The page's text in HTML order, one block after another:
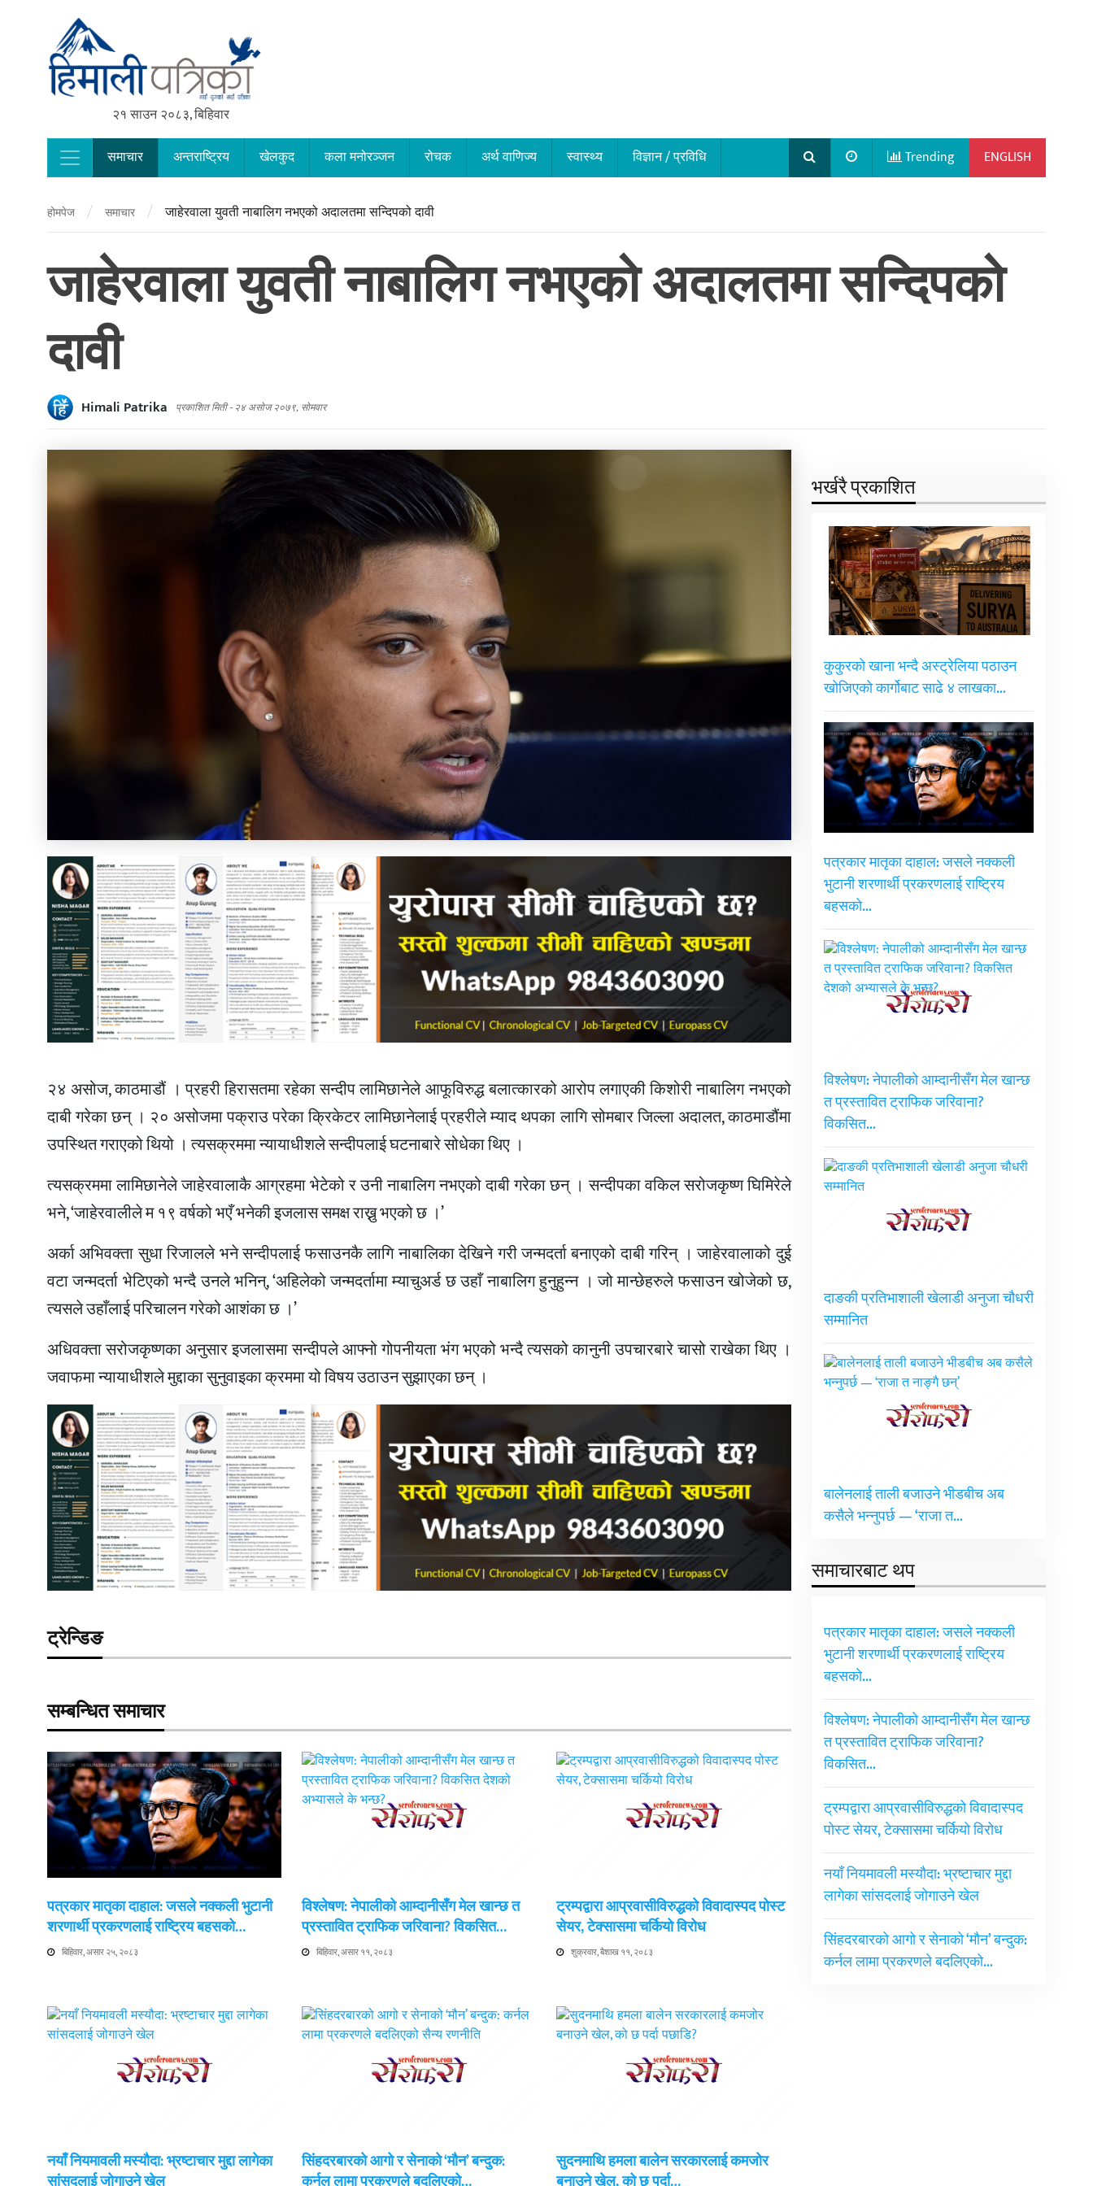
२१ साउन २०८३, बिहिवार
Main Navigation
समाचार अन्तराष्ट्रिय खेलकुद कला मनोरञ्जन रोचक अर्थ वाणिज्य स्वास्थ्य विज्ञान / प्रविधि Trending ENGLISH
होमपेज / समाचार / जाहेरवाला युवती नाबालिग नभएको अदालतमा सन्दिपको दावी
जाहेरवाला युवती नाबालिग नभएको अदालतमा सन्दिपको
दावी
Himali Patrika प्रकाशित मिती - २४ असोज २०७९, सोमवार
२४ असोज, काठमाडौं । प्रहरी हिरासतमा रहेका सन्दीप लामिछानेले आफूविरुद्ध बलात्कारको आरोप लगाएकी किशोरी नाबालिग नभएको
दाबी गरेका छन् । २० असोजमा पक्राउ परेका क्रिकेटर लामिछानेलाई प्रहरीले म्याद थपका लागि सोमबार जिल्ला अदालत, काठमाडौंमा
उपस्थित गराएको थियो । त्यसक्रममा न्यायाधीशले सन्दीपलाई घटनाबारे सोधेका थिए ।
त्यसक्रममा लामिछानेले जाहेरवालाकै आग्रहमा भेटेको र उनी नाबालिग नभएको दाबी गरेका छन् । सन्दीपका वकिल सरोजकृष्ण घिमिरेले
भने, ‘जाहेरवालीले म १९ वर्षको भएँ भनेकी इजलास समक्ष राख्नु भएको छ ।’
अर्का अभिवक्ता सुधा रिजालले भने सन्दीपलाई फसाउनकै लागि नाबालिका देखिने गरी जन्मदर्ता बनाएको दाबी गरिन् । जाहेरवालाको दुई
वटा जन्मदर्ता भेटिएको भन्दै उनले भनिन्, ‘अहिलेको जन्मदर्तामा म्याचुअर्ड छ उहाँ नाबालिग हुनुहुन्न । जो मान्छेहरुले फसाउन खोजेको छ,
त्यसले उहाँलाई परिचालन गरेको आशंका छ ।’
अधिवक्ता सरोजकृष्णका अनुसार इजलासमा सन्दीपले आफ्नो गोपनीयता भंग भएको भन्दै त्यसको कानुनी उपचारबारे चासो राखेका थिए ।
जवाफमा न्यायाधीशले मुद्दाका सुनुवाइका क्रममा यो विषय उठाउन सुझाएका छन् ।
ट्रेन्डिङ
सम्बन्धित समाचार
पत्रकार मातृका दाहाल: जसले नक्कली भुटानी
शरणार्थी प्रकरणलाई राष्ट्रिय बहसको…
बिहिवार, असार २५, २०८३
विश्लेषण: नेपालीको आम्दानीसँग मेल खान्छ त
प्रस्तावित ट्राफिक जरिवाना? विकसित…
बिहिवार, असार ११, २०८३
ट्रम्पद्वारा आप्रवासीविरुद्धको विवादास्पद पोस्ट
सेयर, टेक्सासमा चर्कियो विरोध
शुक्रवार, बैशाख ११, २०८३
नयाँ नियमावली मस्यौदा: भ्रष्टाचार मुद्दा लागेका
सिंहदरबारको आगो र सेनाको ‘मौन’ बन्दुक:
सुदनमाथि हमला बालेन सरकारलाई कमजोर
भर्खरै प्रकाशित
कुकुरको खाना भन्दै अस्ट्रेलिया पठाउन
खोजिएको कार्गोबाट साढे ४ लाखका…
पत्रकार मातृका दाहाल: जसले नक्कली
भुटानी शरणार्थी प्रकरणलाई राष्ट्रिय
बहसको…
विश्लेषण: नेपालीको आम्दानीसँग मेल खान्छ
त प्रस्तावित ट्राफिक जरिवाना?
विकसित…
दाङकी प्रतिभाशाली खेलाडी अनुजा चौधरी
सम्मानित
बालेनलाई ताली बजाउने भीडबीच अब
कसैले भन्नुपर्छ — ‘राजा त…
समाचारबाट थप
पत्रकार मातृका दाहाल: जसले नक्कली
भुटानी शरणार्थी प्रकरणलाई राष्ट्रिय
बहसको…
विश्लेषण: नेपालीको आम्दानीसँग मेल खान्छ
त प्रस्तावित ट्राफिक जरिवाना?
विकसित…
ट्रम्पद्वारा आप्रवासीविरुद्धको विवादास्पद
पोस्ट सेयर, टेक्सासमा चर्कियो विरोध
नयाँ नियमावली मस्यौदा: भ्रष्टाचार मुद्दा
लागेका सांसदलाई जोगाउने खेल
सिंहदरबारको आगो र सेनाको ‘मौन’ बन्दुक:
कर्नल लामा प्रकरणले बदलिएको…